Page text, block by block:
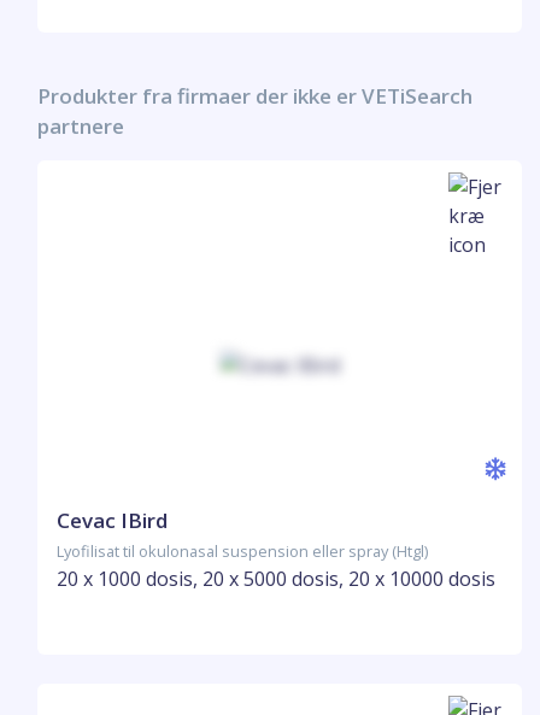
Produkter fra firmaer der ikke er VETiSearch
partnere
Cevac IBird
Lyofilisat til okulonasal suspension eller spray (Htgl)
20 x 1000 dosis, 20 x 5000 dosis, 20 x 10000 dosis